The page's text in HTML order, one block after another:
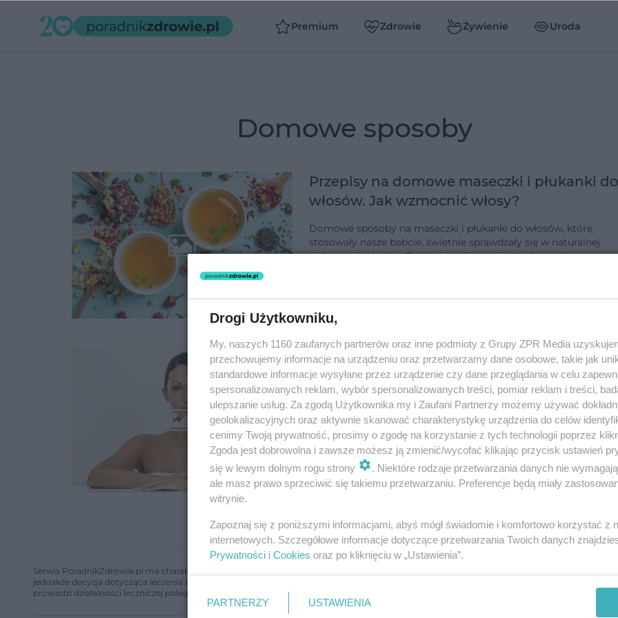
Premium Zdrowie Żywienie Uroda
domowe sposoby
Przepisy na domowe maseczki i płukanki do
włosów. Jak wzmocnić włosy?
Domowe sposoby na maseczki i płukanki do włosów, które
stosowały nasze babcie, świetnie sprawdzały się w naturalnej
pielęgnacji włosów. Dziś także nikogo nie trzeba przekonywać o
Przepisy na domowe MASECZKI na SZYJĘ i
DEKOLT
Przepisy na domowe MASECZKI na SZYJĘ i DEKOLT to szybki i
skuteczny sposób na poprawę kondycji skóry. Masz wielkie
wyjście i w szafie piękną kreację na tę okazję, niestety suknia
odsłania niedoskonał…
dodano 23-9-2014
Serwis PoradnikZdrowie.pl ma charakter edukacyjny, nie stanowi i nie zastępuje porady lekarskiej. Redakcja serwisu dokłada wszelkich
jednakże decyzja dotycząca leczenia należy do lekarza. Redakcja i wydawca serwisu nie ponoszą odpowiedzialności wynikającej z
prowadzi działalności leczniczej polegającej na udzielaniu świadczeń zdrowotnych w rozumieniu art. 3 ust 1 ustawy o działalności leczniczej.
Drogi Użytkowniku,
My, naszych 1160 zaufanych partnerów oraz inne podmioty z Grupy ZPR Media
przechowujemy informacje na urządzeniu oraz przetwarzamy dane osobowe, takie jak
standardowe informacje wysyłane przez urządzenie czy dane przeglądania w celu
spersonalizowanych reklam, wybór spersonalizowanych treści, pomiar reklam i treści,
ulepszanie usług. Za zgodą Użytkownika my i Zaufani Partnerzy możemy używać
geolokalizacyjnych oraz aktywnie skanować charakterystykę urządzenia do celów
cenimy Twoją prywatność, prosimy o zgodę na korzystanie z tych technologii poprzez
Zgoda jest dobrowolna i zawsze możesz ją zmienić/wycofać klikając przycisk ustawień
się w lewym dolnym rogu strony
. Niektóre rodzaje przetwarzania danych nie
ale masz prawo sprzeciwić się takiemu przetwarzaniu. Preferencje będą miały
witrynie.
Zapoznaj się z poniższymi informacjami, abyś mógł świadomie i komfortowo korzystać z
internetowych. Szczegółowe informacje dotyczące przetwarzania Twoich danych
Prywatności i Cookies oraz po kliknięciu w „Ustawienia”.
PARTNERZY USTAWIENIA